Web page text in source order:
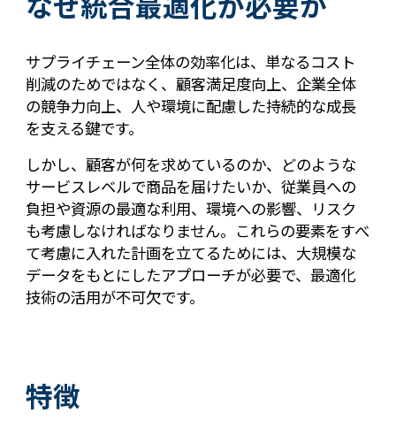
サプライチェーン全体の効率化は、単なるコスト
削減のためではなく、顧客満足度向上、企業全体
の競争力向上、人や環境に配慮した持続的な成長
を支える鍵です。
しかし、顧客が何を求めているのか、どのような
サービスレベルで商品を届けたいか、従業員への
負担や資源の最適な利用、環境への影響、リスク
も考慮しなければなりません。これらの要素をすべ
て考慮に入れた計画を立てるためには、大規模な
データをもとにしたアプローチが必要で、最適化
技術の活用が不可欠です。
特徴